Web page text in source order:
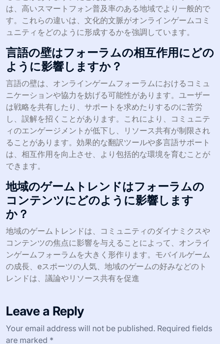
は、高いスマートフォン普及率のある地域でより一般的で
す。これらの違いは、文化的文脈がオンラインゲームコミ
ュニティをどのように形成するかを強調しています。
言語の壁はフォーラムの相互作用にどの
ように影響しますか？
言語の壁は、オンラインゲームフォーラムにおけるコミュ
ニケーションや協力を妨げる可能性があります。ユーザー
は戦略を共有したり、サポートを求めたりするのに苦労
し、誤解を招くことがあります。これにより、コミュニテ
ィのエンゲージメントが低下し、リソース共有が制限され
ることがあります。効果的な翻訳ツールや多言語サポート
は、相互作用を向上させ、より包括的な環境を育むことが
できます。
地域のゲームトレンドはフォーラムの
コンテンツにどのように影響します
か？
地域のゲームトレンドは、コミュニティのダイナミクスや
コンテンツの焦点に影響を与えることによって、オンライ
ンゲームフォーラムを大きく形作ります。モバイルゲーム
の成長、eスポーツの人気、地域のゲームの好みなどのト
レンドは、議論やリソース共有を促進
Leave a Reply
Your email address will not be published. Required fields
are marked *